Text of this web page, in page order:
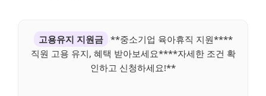
고용유지 지원금
**중소기업 육아휴직 지원****
직원 고용 유지, 혜택 받아보세요****자세한 조건 확
인하고 신청하세요!**